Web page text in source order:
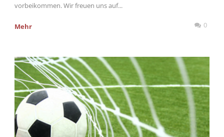
vorbeikommen. Wir freuen uns auf...
Mehr 0